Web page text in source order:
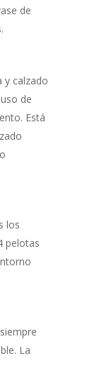
de
y calzado
de
Está
los
pelotas
La